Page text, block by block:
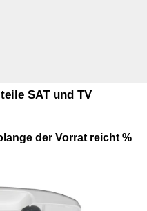
SAT und TV
der Vorrat reicht %